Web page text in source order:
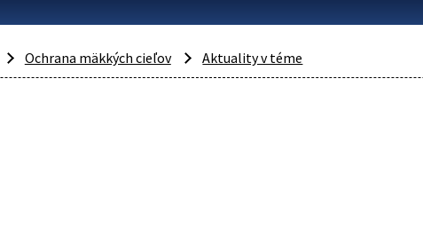
Ochrana mäkkých cieľov Aktuality v téme